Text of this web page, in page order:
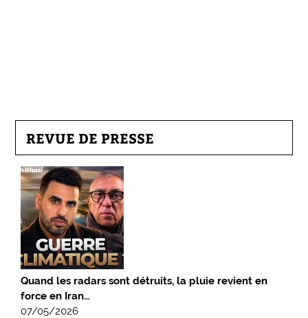
REVUE DE PRESSE
Quand les radars sont détruits, la pluie revient en
force en Iran…
07/05/2026